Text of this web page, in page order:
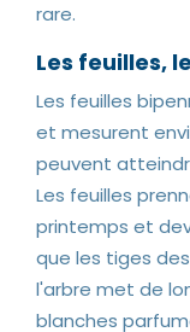
rare.
Les feuilles,
Les feuilles
et mesurent
peuvent
Les feuilles
printemps et
que les tiges
l'arbre met de
blanches